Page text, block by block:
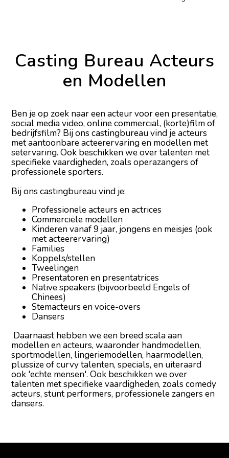
Abdelghani A
Abeer M
Abel F
Casting Bureau Acteurs
en Modellen
Ben je op zoek naar een acteur voor een presentatie,
social media video, online commercial, (korte)film of
bedrijfsfilm? Bij ons castingbureau vind je acteurs
met aantoonbare acteerervaring en modellen met
setervaring. Ook beschikken we over talenten met
specifieke vaardigheden, zoals operazangers of
professionele sporters.
Bij ons castingbureau vind je:
Professionele acteurs en actrices
Commerciële modellen
Kinderen vanaf 9 jaar, jongens en meisjes (ook
met acteerervaring)
Families
Koppels/stellen
Tweelingen
Presentatoren en presentatrices
Native speakers (bijvoorbeeld Engels of
Chinees)
Stemacteurs en voice-overs
Dansers
Daarnaast hebben we een breed scala aan
modellen en acteurs, waaronder handmodellen,
sportmodellen, lingeriemodellen, haarmodellen,
plussize of curvy talenten, specials, en uiteraard
ook 'echte mensen'. Ook beschikken we over
talenten met specifieke vaardigheden, zoals comedy
acteurs, stunt performers, professionele zangers en
dansers.